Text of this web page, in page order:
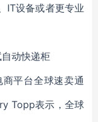
IT设备或者更专业
动快递柜
平台全球速卖通
Topp表示，全球